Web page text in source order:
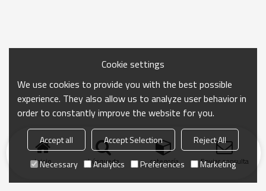
Inicio búsqueda categoría Enviar consulta
Cookie settings
We use cookies to provide you with the best possible
experience. They also allow us to analyze user behavior in
order to constantly improve the website for you.
Accept all Accept Selection
Reject All
Necessary
Analytics Preferences Marketing